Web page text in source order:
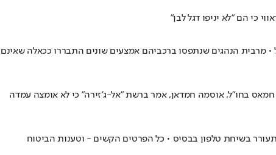
כי הם "לא יניפו דגל לבן"
• מרבית הנהגים שנתפסו ברכביהם אמצעים שונים התבררו ככאלה שאינם
בחו"ל, אוסמה חמדאן, אמר ברשת "אל-ג'זירה" כי לא אומצה עמדה
בשיחת טלפון בבסיס • כל הפרטים הקשים - וטענות הביטוח